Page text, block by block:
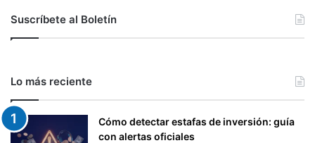
Suscríbete al Boletín
Lo más reciente
Cómo detectar estafas de inversión: guía
con alertas oficiales